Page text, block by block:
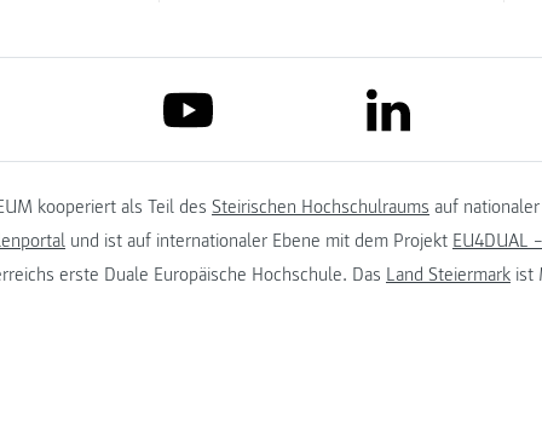
to facebook link to youtube link to linkedin
kooperiert als Teil des Steirischen Hochschulraums auf
und ist auf internationaler Ebene mit dem Projekt EU4DUAL
erste Duale Europäische Hochschule. Das Land Steiermark ist